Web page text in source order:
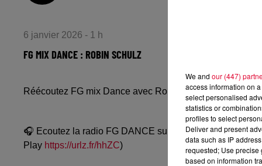
6 janvier 2026 - 1 h
FG MIX DANCE : ROBIN SCHULZ
Réécoutez FG mix Dance avec Robin Schulz du lundi 5
🎧 Ecoutez la radio FG DANCE sur
www.radiofg.com/fg-
Play https://urlz.fr/hhZC)
We and our (447)
access information on
select personalised
statistics or
profiles to select
Deliver and present
data such as IP
requested; Use precise
based on information